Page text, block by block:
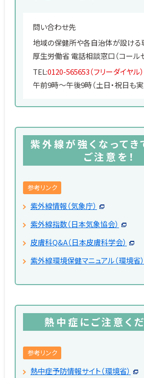
問い合わせ先
地域の保健所や各自治体が設け
厚生労働省 電話相談窓口（コール
TEL:0120-565653（フリーダイヤル）
午前9時～午後9時（土日・祝日も実
紫外線が強くなってき
ご注意を！
参考リンク
紫外線情報（気象庁）
紫外線指数（日本気象協会）
皮膚科Q&A（日本皮膚科学会）
紫外線環境保健マニュアル（環境省）
熱中症にご注意くだ
参考リンク
熱中症予防情報サイト（環境省）